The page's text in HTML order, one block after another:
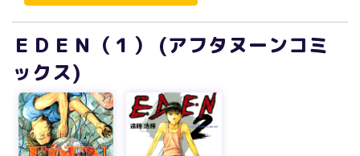
ＥＤＥＮ（１） (アフタヌーンコミ
ックス)